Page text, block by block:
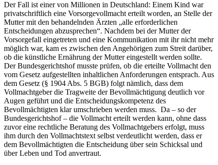
Der Fall ist einer von Millionen in Deutschland: Einem Kind war
privatschriftlich eine Vorsorgevollmacht erteilt worden, an Stelle der
Mutter mit den behandelnden Ärzten „alle erforderlichen
Entscheidungen abzusprechen“. Nachdem bei der Mutter der
Vorsorgefall eingetreten und eine Kommunikation mit ihr nicht mehr
möglich war, kam es zwischen den Angehörigen zum Streit darüber,
ob die künstliche Ernährung der Mutter eingestellt werden sollte.
Der Bundesgerichtshof musste prüfen, ob die erteilte Vollmacht den
vom Gesetz aufgestellten inhaltlichen Anforderungen entsprach. Aus
dem Gesetz (§ 1904 Abs. 5 BGB) folgt nämlich, dass dem
Vollmachtgeber die Tragweite der Bevollmächtigung deutlich vor
Augen geführt und die Entscheidungskompetenz des
Bevollmächtigten klar umschrieben werden muss. Da – so der
Bundesgerichtshof – die Vollmacht erteilt werden kann, ohne dass
zuvor eine rechtliche Beratung des Vollmachtgebers erfolgt, muss
ihm durch den Vollmachtstext selbst verdeutlicht werden, dass er
dem Bevollmächtigten die Entscheidung über sein Schicksal und
über Leben und Tod anvertraut.